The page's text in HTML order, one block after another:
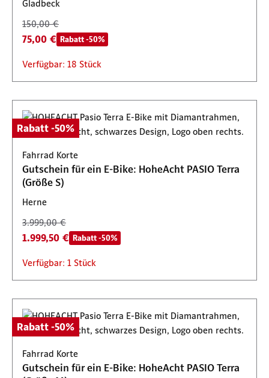
Gladbeck
150,00 €
75,00 € Rabatt -50%
Verfügbar: 18 Stück
Rabatt -50%
Fahrrad Korte
Gutschein für ein E-Bike: HoheAcht PASIO Terra
(Größe S)
Herne
3.999,00 €
1.999,50 € Rabatt -50%
Verfügbar: 1 Stück
Rabatt -50%
Fahrrad Korte
Gutschein für ein E-Bike: HoheAcht PASIO Terra